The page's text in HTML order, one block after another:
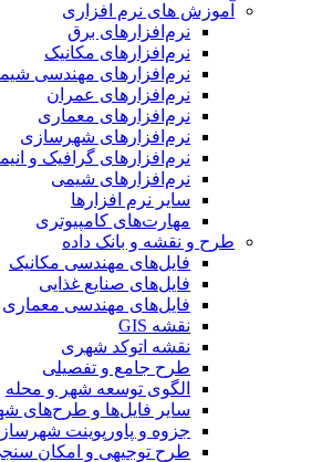
آموزش های نرم افزاری
نرم‌افزارهای برق
نرم‌افزارهای مکانیک
نرم‌افزارهای مهندسی شیمی
نرم‌افزارهای عمران
نرم‌افزارهای معماری
نرم‌افزارهای شهرسازی
نرم‌افزارهای گرافیک و انیمیشن
نرم‌افزارهای شیمی
سایر نرم افزارها
مهارت‌های کامپیوتری
طرح و نقشه و بانک داده
فایل‌های مهندسی مکانیک
فایل‌های صنایع غذایی
فایل‌های مهندسی معماری
نقشه GIS
نقشه اتوکد شهری
طرح جامع و تفصیلی
الگوی توسعه شهر و محله
سایر فایل‌ها و طرح‌های شهری
جزوه و پاورپوینت شهرسازی
طرح توجیهی و امکان سنجی